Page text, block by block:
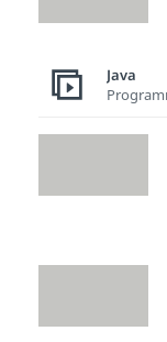
Java